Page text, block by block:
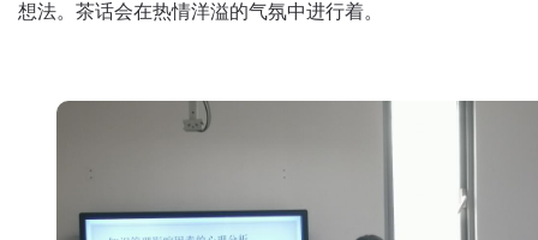
想法。茶话会在热情洋溢的气氛中进行着。